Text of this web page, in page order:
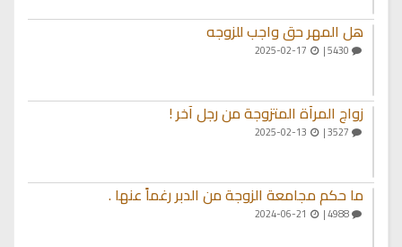
هل المهر حق واجب للزوجه
زواج المرأة المتزوجة من رجل آخر !
ما حكم مجامعة الزوجة من الدبر رغماً عنها .
4988 |